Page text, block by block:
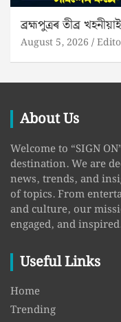
ব্ৰহ্মপুত্ৰৰ তীব্ৰ
August 5, 2026
About Us
Welcome to “SIGN
destination. We are
news, trends, and
of topics. From
and culture, our
engaged, and
Useful Links
Home
Trending